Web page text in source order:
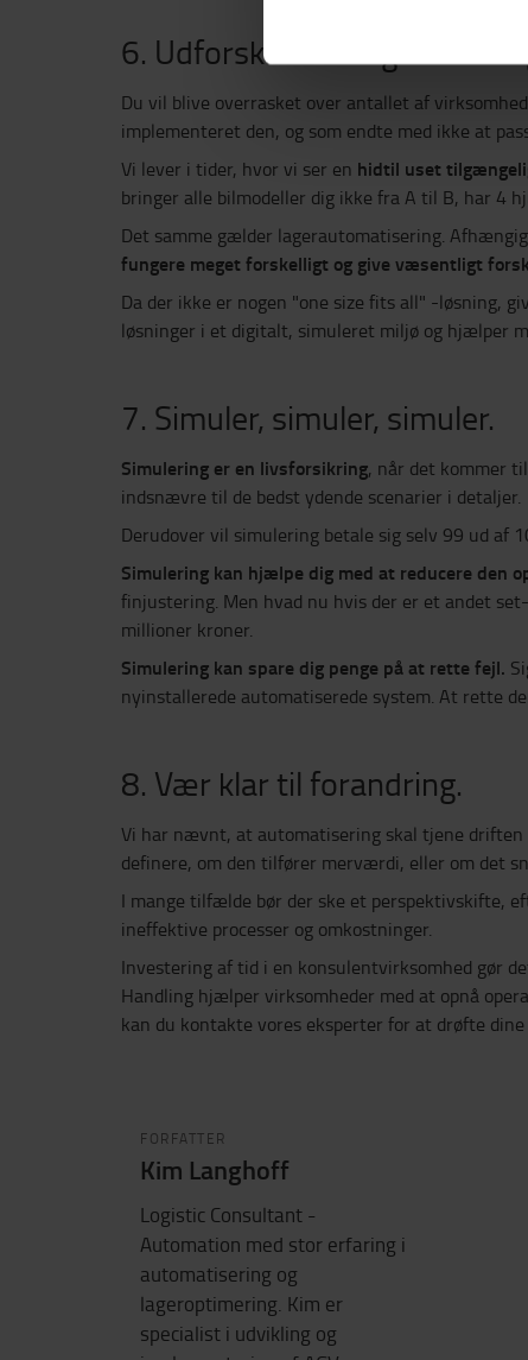
6. Udforsk forskellige
Du vil blive overrasket over antallet af
implementeret den, og som endte med ikke at
Vi lever i tider, hvor vi ser en hidtil uset
bringer alle bilmodeller dig ikke fra A til B, har 4
Det samme gælder lagerautomatisering.
fungere meget forskelligt og give væsentligt
Da der ikke er nogen "one size fits all" -løsning,
løsninger i et digitalt, simuleret miljø og hjælper
7. Simuler, simuler, simuler.
Simulering er en livsforsikring, når det kommer
indsnævre til de bedst ydende scenarier i detaljer.
Derudover vil simulering betale sig selv 99 ud af
Simulering kan hjælpe dig med at reducere den
finjustering. Men hvad nu hvis der er et andet
millioner kroner.
Simulering kan spare dig penge på at rette fejl.
nyinstallerede automatiserede system. At rette
8. Vær klar til forandring.
Vi har nævnt, at automatisering skal tjene
definere, om den tilfører merværdi, eller om det
I mange tilfælde bør der ske et perspektivskifte,
ineffektive processer og omkostninger.
Investering af tid i en konsulentvirksomhed gør
Handling hjælper virksomheder med at opnå
kan du kontakte vores eksperter for at drøfte dine
FORFATTER
Kim Langhoff
Logistic Consultant -
Automation med stor erfaring i
automatisering og
lageroptimering. Kim er
specialist i udvikling og